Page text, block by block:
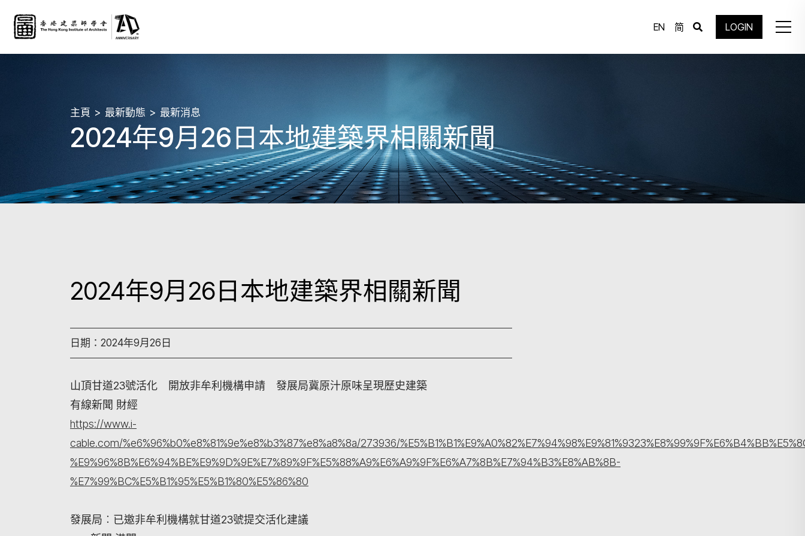
EN 简 LOGIN
主頁 最新動態 最新消息
2024年9月26日本地建築界相關新聞
2024年9月26日本地建築界相關新聞
日期：2024年9月26日
山頂甘道23號活化 開放非牟利機構申請 發展局冀原汁原味呈現歷史建築
有線新聞 財經
https://www.i-
cable.com/%e6%96%b0%e8%81%9e%e8%b3%87%e8%a8%8a/273936/
%E9%96%8B%E6%94%BE%E9%9D%9E%E7%89%9F%E5%88%A9%E6%A9%9F%E6%A7%8B%E7%94%B3%E8%AB%8B-
%E7%99%BC%E5%B1%95%E5%B1%80%E5%86%80
發展局︰已邀非牟利機構就甘道23號提交活化建議